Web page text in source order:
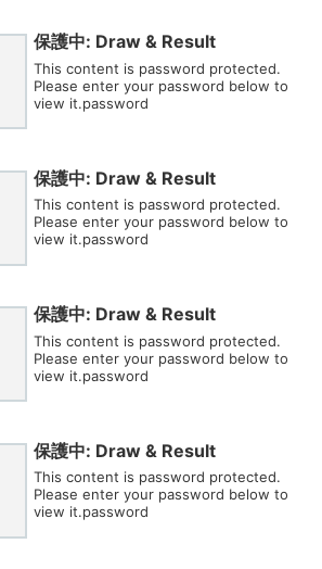
保護中: Draw & Result
This content is password protected.
Please enter your password below to
view it.password
保護中: Draw & Result
This content is password protected.
Please enter your password below to
view it.password
保護中: Draw & Result
This content is password protected.
Please enter your password below to
view it.password
保護中: Draw & Result
This content is password protected.
Please enter your password below to
view it.password